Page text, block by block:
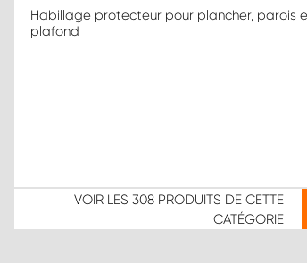
Habillage protecteur pour plancher, parois
plafond
VOIR LES 308 PRODUITS DE CETTE
CATÉGORIE